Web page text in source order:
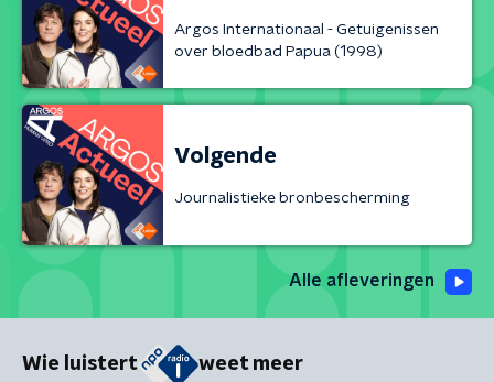
Argos Internationaal - Getuigenissen
over bloedbad Papua (1998)
Volgende
Journalistieke bronbescherming
Alle afleveringen
Wie luistert weet meer